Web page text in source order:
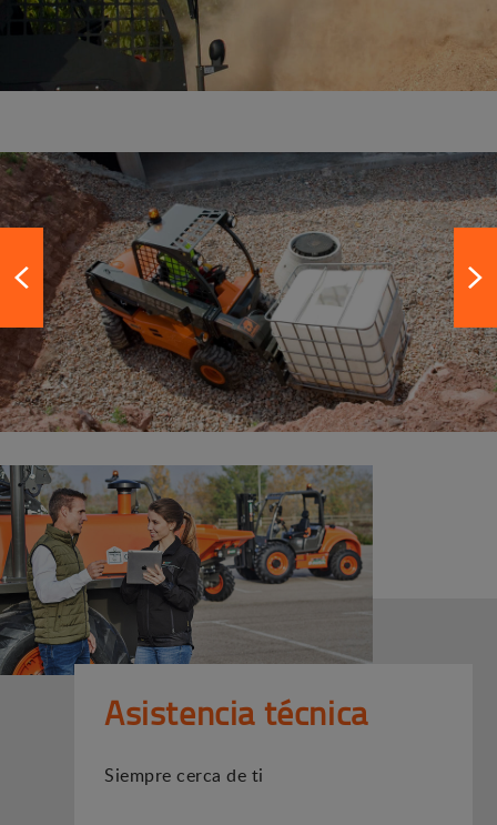
Asistencia técnica
Siempre cerca de ti